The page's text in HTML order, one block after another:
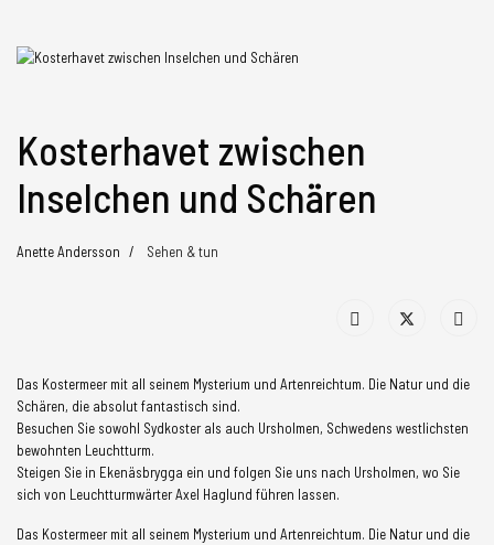
Kosterhavet zwischen
Inselchen und Schären
Anette Andersson Sehen & tun
Das Kostermeer mit all seinem Mysterium und Artenreichtum. Die Natur und die
Schären, die absolut fantastisch sind.
Besuchen Sie sowohl Sydkoster als auch Ursholmen, Schwedens westlichsten
bewohnten Leuchtturm.
Steigen Sie in Ekenäsbrygga ein und folgen Sie uns nach Ursholmen, wo Sie
sich von Leuchtturmwärter Axel Haglund führen lassen.
Das Kostermeer mit all seinem Mysterium und Artenreichtum. Die Natur und die